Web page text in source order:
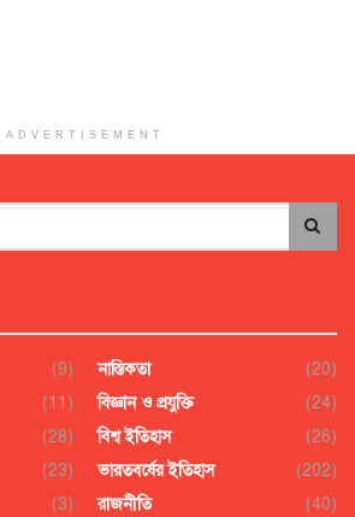
ADVERTISEMENT
(9)
(11)
(28)
(23)
(3)
নাস্তিকতা
(20)
বিজ্ঞান ও প্রযুক্তি
(24)
বিশ্ব ইতিহাস
(26)
ভারতবর্ষের ইতিহাস
(202)
রাজনীতি
(40)